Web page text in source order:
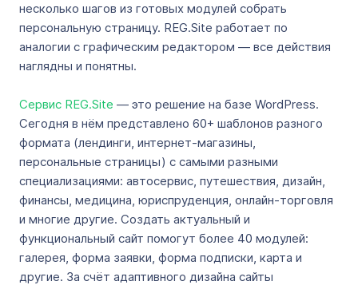
несколько шагов из готовых модулей собрать
персональную страницу. REG.Site работает по
аналогии с графическим редактором — все действия
наглядны и понятны.
Сервис REG.Site — это решение на базе WordPress.
Сегодня в нём представлено 60+ шаблонов разного
формата (лендинги, интернет-магазины,
персональные страницы) с самыми разными
специализациями: автосервис, путешествия, дизайн,
финансы, медицина, юриспруденция, онлайн-торговля
и многие другие. Создать актуальный и
функциональный сайт помогут более 40 модулей:
галерея, форма заявки, форма подписки, карта и
другие. За счёт адаптивного дизайна сайты